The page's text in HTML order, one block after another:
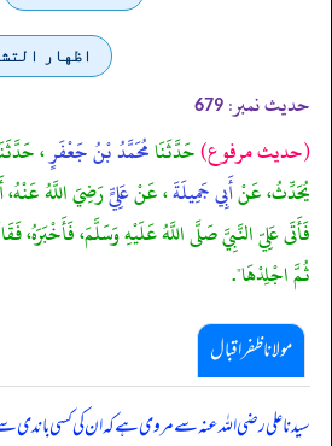
اظهار
حدیث نمبر: 679
(حديث مرفوع)حَدَّثَنَامُحَمَّدُ بْنُ جَعْفَرٍ،
يُحَدِّثُ، عَنْأَبِي جَمِيلَةَ، عَنْعَلِيٍّرَضِيَ اللَّهُ
فَأَتَى عَلِيّ النَّبِيَّ صَلَّى اللَّهُ عَلَيْهِ وَسَلَّمَ، فَأَخْبَرَهُ،
ثُمَّ اجْلِدْهَا".
مولانا ظفر اقبال
سیدنا علی رضی اللہ عنہ سے مروی ہے کہ ان کی کسی باندی